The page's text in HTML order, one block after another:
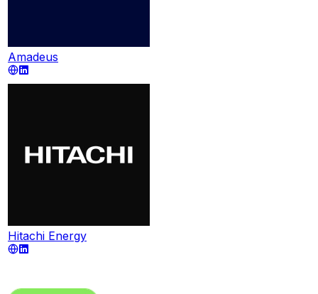
Amadeus
Hitachi Energy